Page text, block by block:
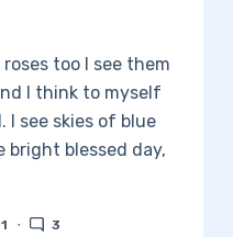
too I see them
I think to myself
see skies of blue
bright blessed day,
3